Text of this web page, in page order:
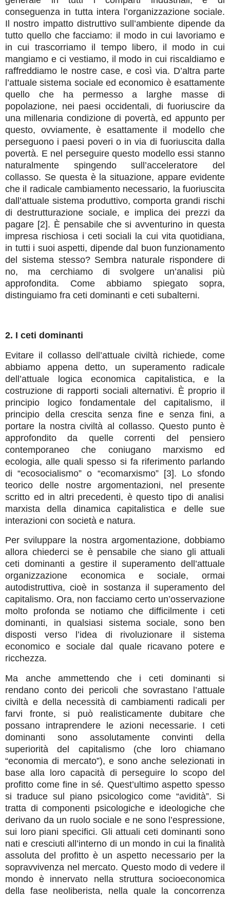
conseguenza in tutta intera l’organizzazione sociale.
Il nostro impatto distruttivo sull’ambiente dipende da
tutto quello che facciamo: il modo in cui lavoriamo e
in cui trascorriamo il tempo libero, il modo in cui
mangiamo e ci vestiamo, il modo in cui riscaldiamo e
raffreddiamo le nostre case, e così via. D’altra parte
l’attuale sistema sociale ed economico è esattamente
quello che ha permesso a larghe masse di
popolazione, nei paesi occidentali, di fuoriuscire da
una millenaria condizione di povertà, ed appunto per
questo, ovviamente, è esattamente il modello che
perseguono i paesi poveri o in via di fuoriuscita dalla
povertà. E nel perseguire questo modello essi stanno
naturalmente spingendo sull’acceleratore del
collasso. Se questa è la situazione, appare evidente
che il radicale cambiamento necessario, la fuoriuscita
dall’attuale sistema produttivo, comporta grandi rischi
di destrutturazione sociale, e implica dei prezzi da
pagare [2]. È pensabile che si avventurino in questa
impresa rischiosa i ceti sociali la cui vita quotidiana,
in tutti i suoi aspetti, dipende dal buon funzionamento
del sistema stesso? Sembra naturale rispondere di
no, ma cerchiamo di svolgere un’analisi più
approfondita. Come abbiamo spiegato sopra,
distinguiamo fra ceti dominanti e ceti subalterni.
2. I ceti dominanti
Evitare il collasso dell’attuale civiltà richiede, come
abbiamo appena detto, un superamento radicale
dell’attuale logica economica capitalistica, e la
costruzione di rapporti sociali alternativi. È proprio il
principio logico fondamentale del capitalismo, il
principio della crescita senza fine e senza fini, a
portare la nostra civiltà al collasso. Questo punto è
approfondito da quellecorrenti del pensiero
contemporaneoche coniugano marxismo ed
ecologia,alle quali spesso si fa riferimento parlando
di “ecosocialismo” o “ecomarxismo” [3]. Lo sfondo
teorico dellenostre argomentazioni, nel presente
scritto ed in altri precedenti, è questo tipo di analisi
marxista della dinamica capitalistica e delle sue
interazioni con società e natura.
Per sviluppare la nostra argomentazione, dobbiamo
allora chiederci se è pensabile che siano gli attuali
ceti dominanti a gestire il superamento dell’attuale
organizzazione economica e sociale, ormai
autodistruttiva, cioè in sostanza il superamento del
capitalismo. Ora, non facciamo certo un’osservazione
molto profonda se notiamo che difficilmente i ceti
dominanti, in qualsiasi sistema sociale, sono ben
disposti verso l’idea di rivoluzionare il sistema
economico e sociale dal quale ricavano potere e
ricchezza.
Ma anche ammettendo che i ceti dominanti si
rendano conto dei pericoli che sovrastano l’attuale
civiltà e della necessità di cambiamenti radicali per
farvi fronte, si può realisticamente dubitare che
possano intraprendere le azioni necessarie. I ceti
dominanti sono assolutamente convinti della
superiorità del capitalismo (che loro chiamano
“economia di mercato”), e sono anche selezionati in
base alla loro capacità di perseguire lo scopo del
profitto come fine in sé. Quest’ultimo aspetto spesso
si traduce sul piano psicologico come “avidità”. Si
tratta di componenti psicologiche e ideologiche che
derivano da un ruolo sociale e ne sono l’espressione,
sui loro piani specifici. Gli attuali ceti dominanti sono
nati e cresciuti all’interno di un mondo in cui la finalità
assoluta del profitto è un aspetto necessario per la
sopravvivenza nel mercato. Questo modo di vedere il
mondo è innervato nella struttura socioeconomica
della fase neoliberista, nella quale la concorrenza